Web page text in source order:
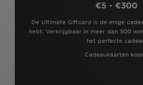
€5 - €300
De Ultimate Giftcard is de enige
hebt. Verkrijgbaar in meer dan 500
het perfecte
Cadeaukaarten